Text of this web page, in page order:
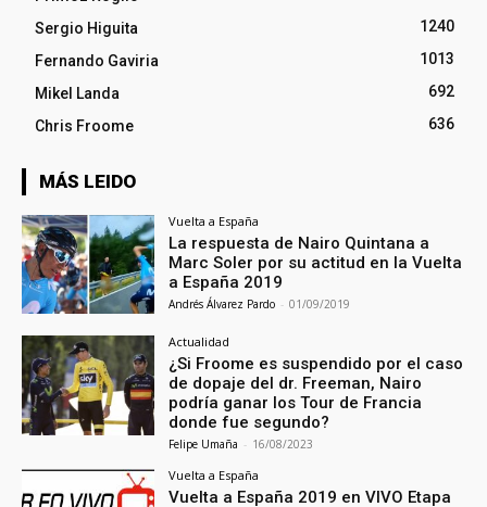
Sergio Higuita
1240
Fernando Gaviria
1013
Mikel Landa
692
Chris Froome
636
MÁS LEIDO
Vuelta a España
La respuesta de Nairo Quintana a
Marc Soler por su actitud en la Vuelta
a España 2019
Andrés Álvarez Pardo - 01/09/2019
Actualidad
¿Si Froome es suspendido por el caso
de dopaje del dr. Freeman, Nairo
podría ganar los Tour de Francia
donde fue segundo?
Felipe Umaña - 16/08/2023
Vuelta a España
Vuelta a España 2019 en VIVO Etapa